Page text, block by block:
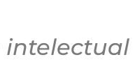
intelectual